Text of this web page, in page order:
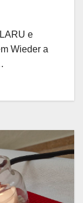
e
Wieder a